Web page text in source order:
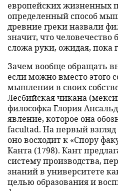
европейских жизненных
определенный способ
древние греки назвали
значит, что
сложа руки, ожидая, пока
Зачем вообще обращать
если можно вместо этого
мышлении в своих
Лесбийская чикана
философка Глория
явление, которое она
facultad. На первый
оно восходит к «Спору
Канта (1798). Кант
систему производства,
знаний в университете
целью образования и